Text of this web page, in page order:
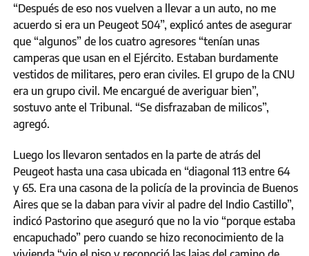
“Después de eso nos vuelven a llevar a un auto, no me
acuerdo si era un Peugeot 504”, explicó antes de asegurar
que “algunos” de los cuatro agresores “tenían unas
camperas que usan en el Ejército. Estaban burdamente
vestidos de militares, pero eran civiles. El grupo de la CNU
era un grupo civil. Me encargué de averiguar bien”,
sostuvo ante el Tribunal. “Se disfrazaban de milicos”,
agregó.
Luego los llevaron sentados en la parte de atrás del
Peugeot hasta una casa ubicada en “diagonal 113 entre 64
y 65. Era una casona de la policía de la provincia de Buenos
Aires que se la daban para vivir al padre del Indio Castillo”,
indicó Pastorino que aseguró que no la vio “porque estaba
encapuchado” pero cuando se hizo reconocimiento de la